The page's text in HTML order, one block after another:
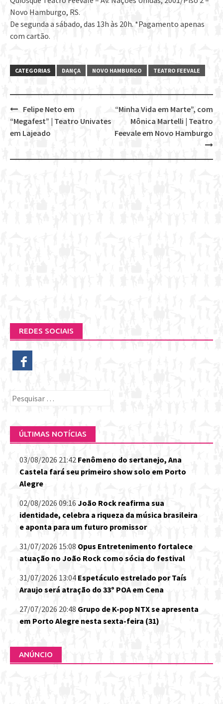
Novo Hamburgo, RS.
De segunda a sábado, das 13h às 20h. *Pagamento apenas
com cartão.
CATEGORIAS DANÇA NOVO HAMBURGO TEATRO FEEVALE
Post
navigation
“Minha Vida em Marte”, com
Mônica Martelli | Teatro
Feevale em Novo Hamburgo
Felipe Neto em
“Megafest” | Teatro Univates
em Lajeado
REDES SOCIAIS
Pesquisar
ÚLTIMAS NOTÍCIAS
03/08/2026 21:42 Fenômeno do sertanejo, Ana
Castela fará seu primeiro show solo em Porto
Alegre
02/08/2026 09:16 João Rock reafirma sua
identidade, celebra a riqueza da música brasileira
e aponta para um futuro promissor
31/07/2026 15:08 Opus Entretenimento fortalece
atuação no João Rock como sócia do festival
31/07/2026 13:04 Espetáculo estrelado por Taís
Araujo será atração do 33º POA em Cena
27/07/2026 20:48 Grupo de K-pop NTX se apresenta
em Porto Alegre nesta sexta-feira (31)
ANÚNCIO